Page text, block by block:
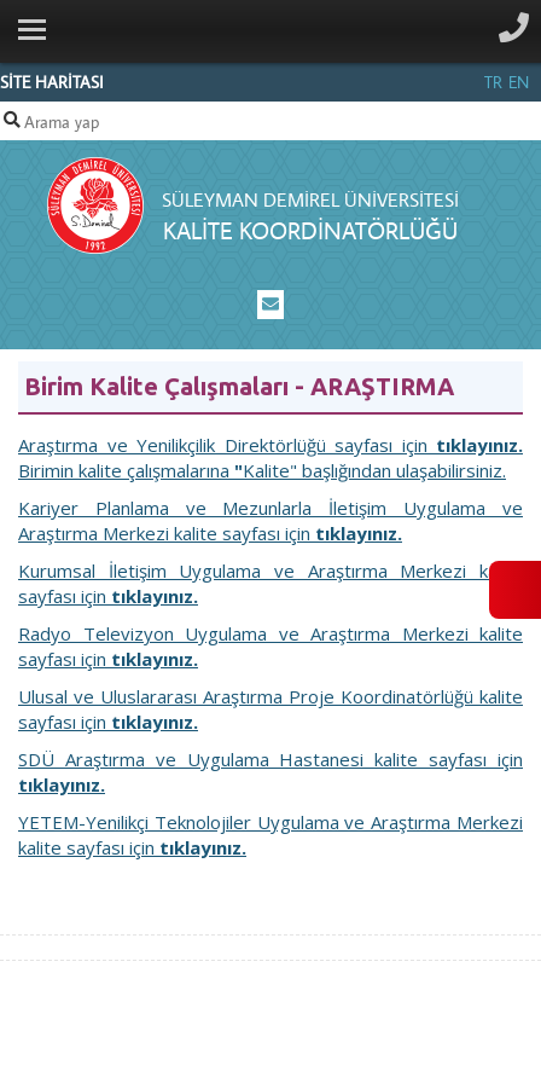
SİTE HARİTASI TR EN
SÜLEYMAN DEMIREL ÜNIVERSITESI
KALITE KOORDINATÖRLÜĞÜ
ANA SAYFA
HAKKIMIZDA
KOMİSYON
ÜYELERİ
FAALİYETLER
AKREDİTASYON
YÖNERGELER
RAPOR
VE
SUNUMLAR
İLETIŞIM
Birim Kalite Çalışmaları - ARAŞTIRMA
Araştırma ve Yenilikçilik Direktörlüğü sayfası için tıklayınız.
Birimin kalite çalışmalarına "Kalite" başlığından ulaşabilirsiniz.
Kariyer Planlama ve Mezunlarla İletişim Uygulama ve
Araştırma Merkezi kalite sayfası için tıklayınız.
Kurumsal İletişim Uygulama ve Araştırma Merkezi kalite
sayfası için tıklayınız.
Radyo Televizyon Uygulama ve Araştırma Merkezi kalite
sayfası için tıklayınız.
Ulusal ve Uluslararası Araştırma Proje Koordinatörlüğü kalite
sayfası için tıklayınız.
SDÜ Araştırma ve Uygulama Hastanesi kalite sayfası için
tıklayınız.
YETEM-Yenilikçi Teknolojiler Uygulama ve Araştırma Merkezi
kalite sayfası için tıklayınız.